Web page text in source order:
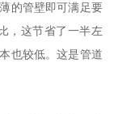
的管壁即可满足要
，这节省了一半左
也较低。这是管道